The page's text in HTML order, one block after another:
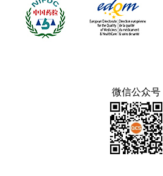
微信公众号